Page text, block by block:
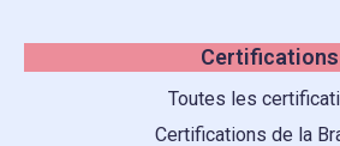
Certifications
Toutes les
Certifications de la